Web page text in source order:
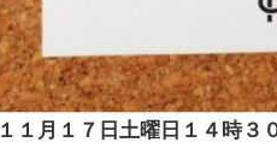
１１月１７日土曜日１４時３